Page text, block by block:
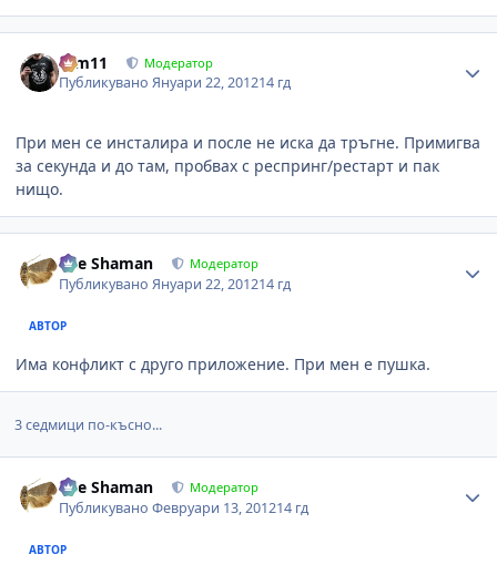
arm11 Модератор
ПубликуваноЯнуари 22, 201214 гд
При мен се инсталира и после не иска да тръгне. Примигва
за секунда и до там, пробвах с респринг/рестарт и пак
нищо.
The Shaman Модератор
ПубликуваноЯнуари 22, 201214 гд
АВТОР
Има конфликт с друго приложение. При мен е пушка.
3 седмици по-късно...
The Shaman Модератор
ПубликуваноФевруари 13, 201214 гд
АВТОР